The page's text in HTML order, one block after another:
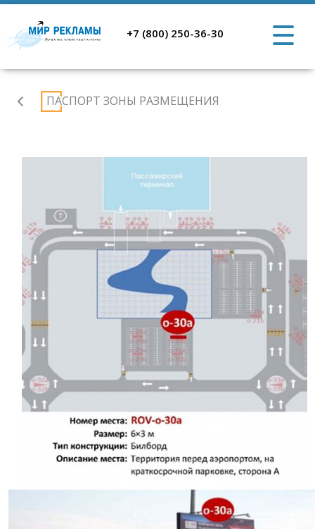
+7 (800) 250-36-30
Аэропорт
Ростов-
ПАСПОРТ ЗОНЫ РАЗМЕЩЕНИЯ